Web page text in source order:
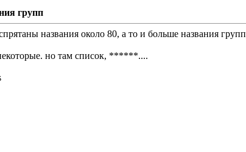
групп
названия около 80, а то и больше названия групп
но там список, ******....